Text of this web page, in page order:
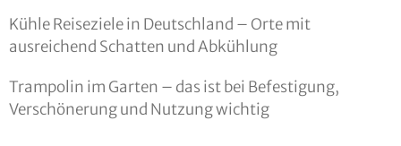
Kühle Reiseziele in Deutschland – Orte mit
ausreichend Schatten und Abkühlung
Trampolin im Garten – das ist bei Befestigung,
Verschönerung und Nutzung wichtig